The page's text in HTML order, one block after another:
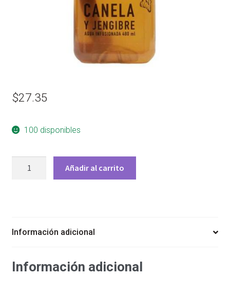
$27.35
100 disponibles
Añadir al carrito
Información adicional
Información adicional